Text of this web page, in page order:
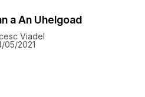
a An Uhelgoad
Viadel
05/2021